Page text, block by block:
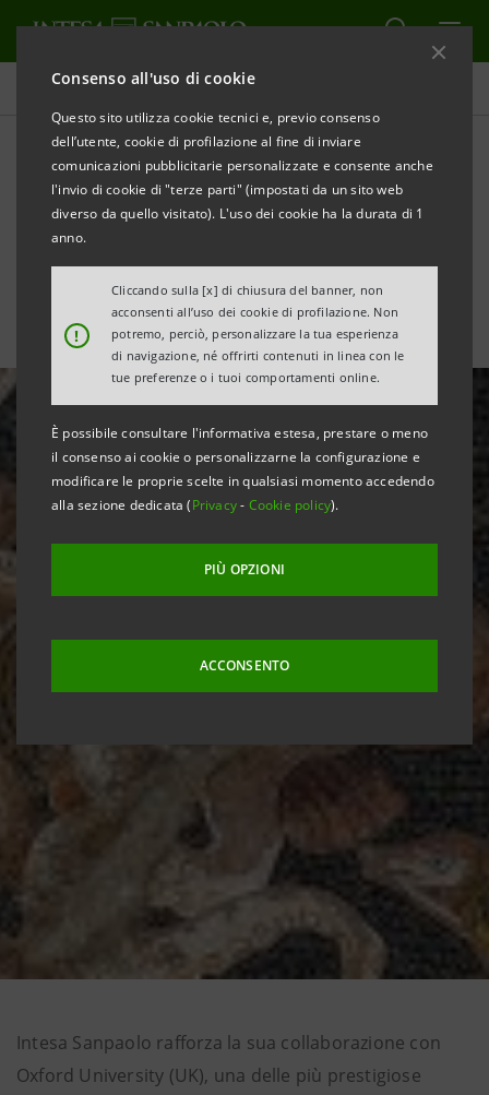
Consenso all'uso di cookie
Questo sito utilizza cookie tecnici e, previo consenso
dell’utente, cookie di profilazione al fine di inviare
comunicazioni pubblicitarie personalizzate e consente anche
l'invio di cookie di "terze parti" (impostati da un sito web
diverso da quello visitato). L'uso dei cookie ha la durata di 1
anno.
!
Cliccando sulla [x] di chiusura del banner, non
acconsenti all’uso dei cookie di profilazione. Non
potremo, perciò, personalizzare la tua esperienza
di navigazione, né offrirti contenuti in linea con le
tue preferenze o i tuoi comportamenti online.
È possibile consultare l'informativa estesa, prestare o meno
il consenso ai cookie o personalizzarne la configurazione e
modificare le proprie scelte in qualsiasi momento accedendo
alla sezione dedicata (Privacy- Cookie policy).
PIÙ OPZIONI
ACCONSENTO
Tutte le news
Intesa Sanpaolo sostiene la
mostra “Last supper in
Pompeii” a Oxford
Intesa Sanpaolo rafforza la sua collaborazione con
Oxford University (UK), una delle più prestigiose